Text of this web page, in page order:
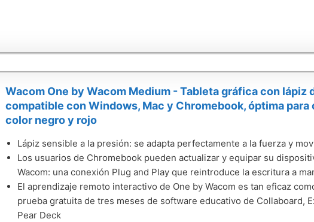
Wacom One by Wacom Medium - Tableta gráfica con lápiz
compatible con Windows, Mac y Chromebook, óptima
color negro y rojo
Lápiz sensible a la presión: se adapta perfectamente a la fuerza y
Los usuarios de Chromebook pueden actualizar y equipar su
Wacom: una conexión Plug and Play que reintroduce la escritura a
El aprendizaje remoto interactivo de One by Wacom es tan eficaz
prueba gratuita de tres meses de software educativo de Collaboard,
Pear Deck